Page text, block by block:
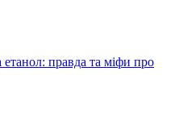
етанол: правда та міфи про